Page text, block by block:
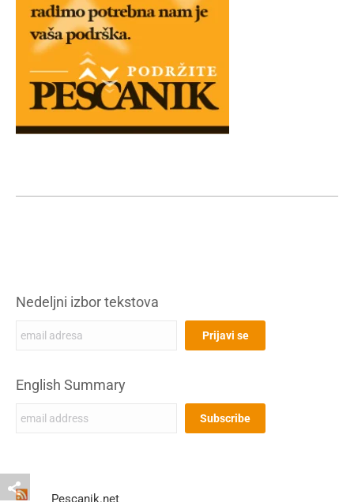
Nedeljni izbor tekstova
English Summary
Pescanik.net